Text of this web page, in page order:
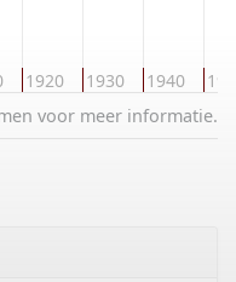
1920 1930 1940
voor meer informatie.